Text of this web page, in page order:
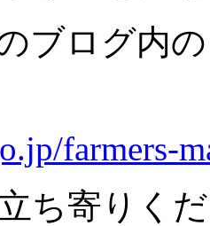
ブログ内
farmers-
ち寄りく